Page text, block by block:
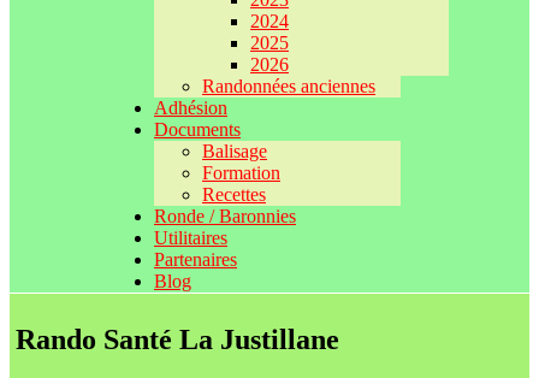
2024
2025
2026
Randonnées anciennes
Adhésion
Documents
Balisage
Formation
Recettes
Ronde / Baronnies
Utilitaires
Partenaires
Blog
Rando Santé La Justillane